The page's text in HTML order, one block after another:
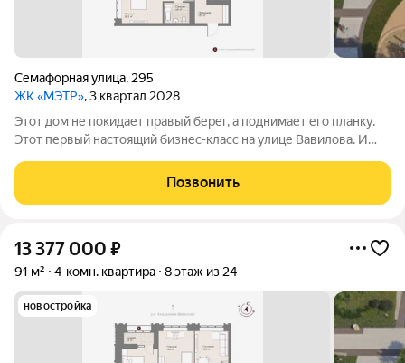
Семафорная улица, 295
ЖК «МЭТР», 3 квартал 2028
Этот дом не покидает правый берег, а поднимает его планку.
Этот первый настоящий бизнес-класс на улице Вавилова. И
панорамных окон. Обязывает
Позвонить
13 377 000 ₽
91 м² 4-комн. квартира 8 этаж из 24
новостройка